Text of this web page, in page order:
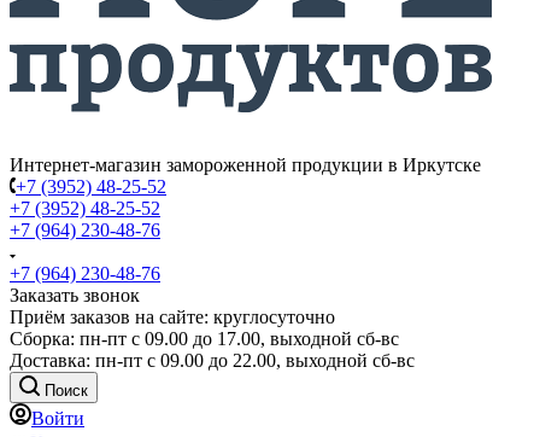
Интернет-магазин замороженной продукции в Иркутске
+7 (3952) 48-25-52
+7 (3952) 48-25-52
+7 (964) 230-48-76
+7 (964) 230-48-76
Заказать звонок
Приём заказов на сайте: круглосуточно
Сборка: пн-пт с 09.00 до 17.00, выходной сб-вс
Доставка: пн-пт с 09.00 до 22.00, выходной сб-вс
Поиск
Войти